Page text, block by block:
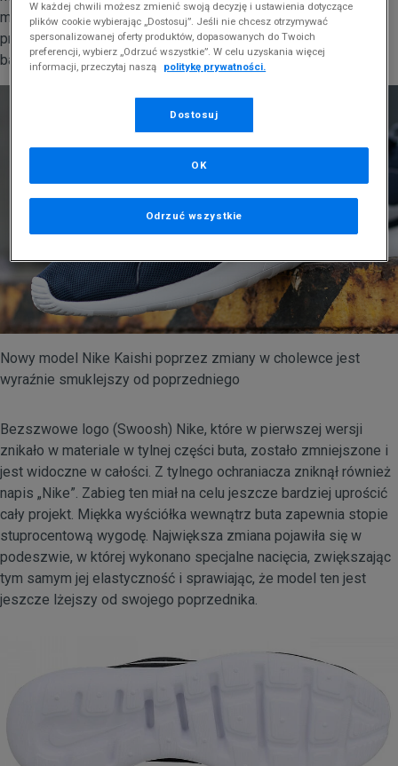
mamy do czynienia ze smukłą sylwetką opakowaną w
przewiewną siateczkę, dzięki czemu buty pozostają lekkie i
bardzo wygodne.
Nowy model Nike Kaishi poprzez zmiany w cholewce jest
wyraźnie smuklejszy od poprzedniego
Bezszwowe logo (Swoosh) Nike, które w pierwszej wersji
znikało w materiale w tylnej części buta, zostało zmniejszone i
jest widoczne w całości. Z tylnego ochraniacza zniknął również
napis „Nike”. Zabieg ten miał na celu jeszcze bardziej uprościć
cały projekt. Miękka wyściółka wewnątrz buta zapewnia stopie
stuprocentową wygodę. Największa zmiana pojawiła się w
podeszwie, w której wykonano specjalne nacięcia, zwiększając
tym samym jej elastyczność i sprawiając, że model ten jest
jeszcze lżejszy od swojego poprzednika.
W każdej chwili możesz zmienić swoją decyzję i ustawienia dotyczące
plików cookie wybierając „Dostosuj”. Jeśli nie chcesz otrzymywać
spersonalizowanej oferty produktów, dopasowanych do Twoich
preferencji, wybierz „Odrzuć wszystkie”. W celu uzyskania więcej
informacji, przeczytaj naszą
politykę prywatności.
Dostosuj
Odrzuć wszystkie
OK